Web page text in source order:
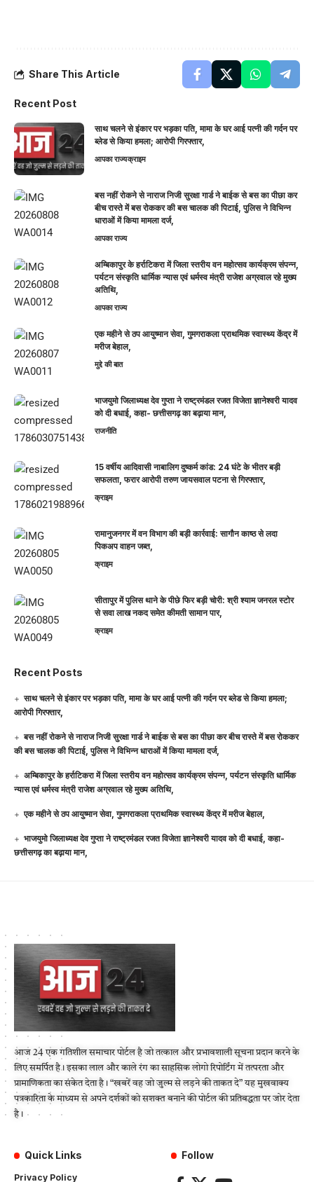
Share This Article
Recent Post
साथ चलने से इंकार पर भड़का पति, मामा के घर आई पत्नी की गर्दन पर
ब्लेड से किया हमला; आरोपी गिरफ्तार,
आपका राज्यक्राइम
बस नहीं रोकने से नाराज निजी सुरक्षा गार्ड ने बाईक से बस का पीछा कर
बीच रास्ते में बस रोककर की बस चालक की पिटाई, पुलिस ने विभिन्न
धाराओं में किया मामला दर्ज,
आपका राज्य
अम्बिकापुर के हर्राटिकरा में जिला स्तरीय वन महोत्सव कार्यक्रम संपन्न,
पर्यटन संस्कृति धार्मिक न्यास एवं धर्मस्व मंत्री राजेश अग्रवाल रहे मुख्य
अतिथि,
आपका राज्य
एक महीने से ठप आयुष्मान सेवा, गुमगराकला प्राथमिक स्वास्थ्य केंद्र में
मरीज बेहाल,
मुद्दे की बात
भाजयुमो जिलाध्यक्ष देव गुप्ता ने राष्ट्रमंडल रजत विजेता ज्ञानेश्वरी यादव
को दी बधाई, कहा- छत्तीसगढ़ का बढ़ाया मान,
राजनीति
15 वर्षीय आदिवासी नाबालिग दुष्कर्म कांड: 24 घंटे के भीतर बड़ी
सफलता, फरार आरोपी तरुण जायसवाल पटना से गिरफ्तार,
क्राइम
रामानुजनगर में वन विभाग की बड़ी कार्रवाई: सागौन काष्ठ से लदा
पिकअप वाहन जब्त,
क्राइम
सीतापुर में पुलिस थाने के पीछे फिर बड़ी चोरी: श्री श्याम जनरल स्टोर
से सवा लाख नकद समेत कीमती सामान पार,
क्राइम
Recent Posts
साथ चलने से इंकार पर भड़का पति, मामा के घर आई पत्नी की गर्दन पर ब्लेड से किया हमला;
आरोपी गिरफ्तार,
बस नहीं रोकने से नाराज निजी सुरक्षा गार्ड ने बाईक से बस का पीछा कर बीच रास्ते में बस रोककर
की बस चालक की पिटाई, पुलिस ने विभिन्न धाराओं में किया मामला दर्ज,
अम्बिकापुर के हर्राटिकरा में जिला स्तरीय वन महोत्सव कार्यक्रम संपन्न, पर्यटन संस्कृति धार्मिक
न्यास एवं धर्मस्व मंत्री राजेश अग्रवाल रहे मुख्य अतिथि,
एक महीने से ठप आयुष्मान सेवा, गुमगराकला प्राथमिक स्वास्थ्य केंद्र में मरीज बेहाल,
भाजयुमो जिलाध्यक्ष देव गुप्ता ने राष्ट्रमंडल रजत विजेता ज्ञानेश्वरी यादव को दी बधाई, कहा-
छत्तीसगढ़ का बढ़ाया मान,
आज 24 एक गतिशील समाचार पोर्टल है जो तत्काल और प्रभावशाली सूचना प्रदान करने के
लिए समर्पित है। इसका लाल और काले रंग का साहसिक लोगो रिपोर्टिंग में तत्परता और
प्रामाणिकता का संकेत देता है। “खबरें वह जो जुल्म से लड़ने की ताकत दे” यह मुखवाक्य
पत्रकारिता के माध्यम से अपने दर्शकों को सशक्त बनाने की पोर्टल की प्रतिबद्धता पर जोर देता
है।
Quick Links
Privacy Policy
Follow